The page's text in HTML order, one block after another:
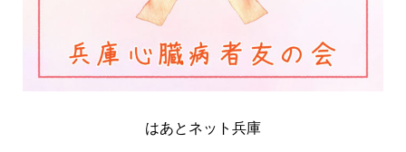
はあとネット兵庫